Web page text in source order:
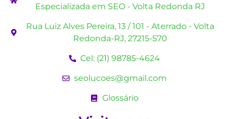
Especializada em SEO - Volta Redonda RJ
Rua Luiz Alves Pereira, 13 / 101 - Aterrado - Volta
Redonda-RJ, 27215-570
Cel: (21) 98785-4624
seolucoes@gmail.com
Glossário